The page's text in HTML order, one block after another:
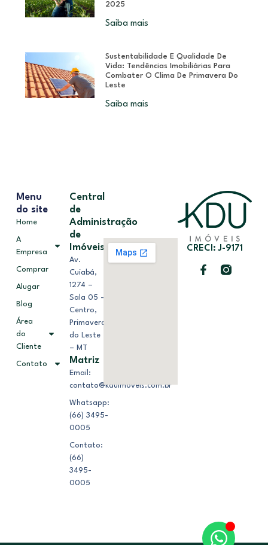
2025
Saiba mais
Sustentabilidade E Qualidade De
Vida: Tendências Imobiliárias Para
Combater O Clima De Primavera Do
Leste
Saiba mais
CRECI: J-9171
Menu
do site
Home
A
Empresa
Comprar
Alugar
Blog
Área
do
Cliente
Contato
Central
de
Administração
de
Imóveis
Av.
Cuiabá,
1274 –
Sala 05 –
Centro,
Primavera
do Leste
– MT
Matriz
Email:
contato@kduimoveis.com.br
Whatsapp:
(66) 3495-
0005
Contato:
(66)
3495-
0005